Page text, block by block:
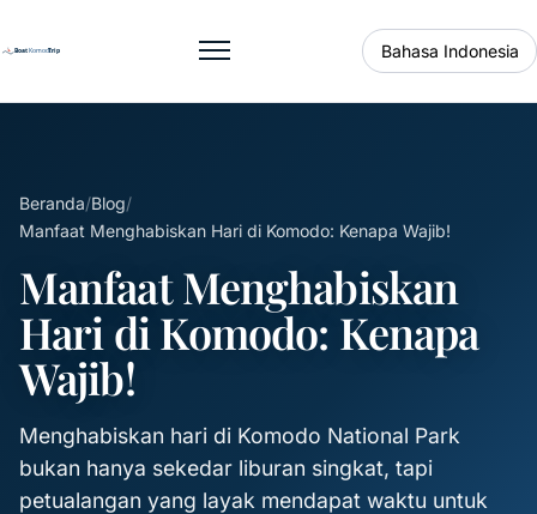
Buka menu Bahasa Indonesia
Beranda/Blog/
Manfaat Menghabiskan Hari di Komodo: Kenapa Wajib!
Manfaat Menghabiskan
Hari di Komodo: Kenapa
Wajib!
Menghabiskan hari di Komodo National Park
bukan hanya sekedar liburan singkat, tapi
petualangan yang layak mendapat waktu untuk